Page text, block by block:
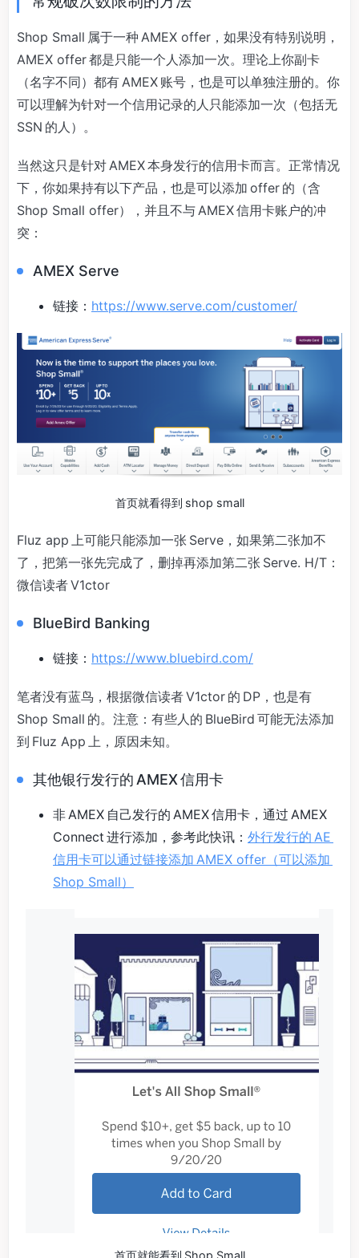
Shop Small 属于一种 AMEX offer，如果没有特别说明，
AMEX offer 都是只能一个人添加一次。理论上你副卡
（名字不同）都有 AMEX 账号，也是可以单独注册的。你
可以理解为针对一个信用记录的人只能添加一次（包括无
SSN 的人）。
当然这只是针对 AMEX 本身发行的信用卡而言。正常情况
下，你如果持有以下产品，也是可以添加 offer 的（含
Shop Small offer），并且不与 AMEX 信用卡账户的冲
突：
AMEX Serve
链接： https://www.serve.com/customer/
首页就看得到 shop small
Fluz app 上可能只能添加一张 Serve，如果第二张加不
了，把第一张先完成了，删掉再添加第二张 Serve. H/T：
微信读者 V1ctor
BlueBird Banking
链接： https://www.bluebird.com/
笔者没有蓝鸟，根据微信读者 V1ctor 的 DP，也是有
Shop Small 的。注意：有些人的 BlueBird 可能无法添加
到 Fluz App 上，原因未知。
其他银行发行的 AMEX 信用卡
非 AMEX 自己发行的 AMEX 信用卡，通过 AMEX
Connect 进行添加，参考此快讯： 外行发行的 AE
信用卡可以通过链接添加 AMEX offer（可以添加
Shop Small）